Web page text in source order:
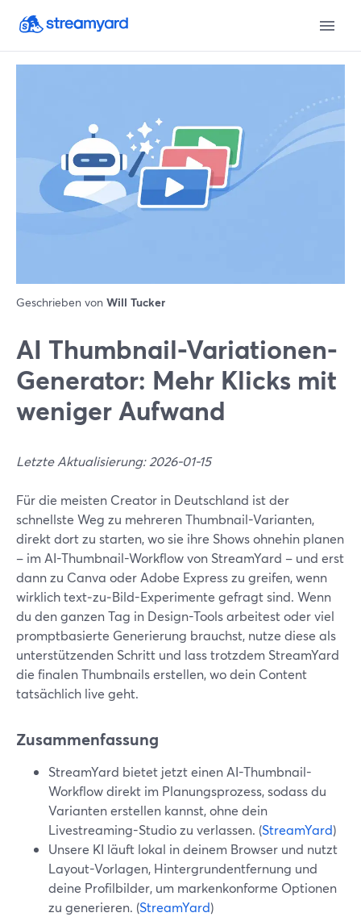
Geschrieben von Will Tucker
AI Thumbnail-Variationen-
Generator: Mehr Klicks mit
weniger Aufwand
Letzte Aktualisierung: 2026-01-15
Für die meisten Creator in Deutschland ist der
schnellste Weg zu mehreren Thumbnail-Varianten,
direkt dort zu starten, wo sie ihre Shows ohnehin planen
– im AI-Thumbnail-Workflow von StreamYard – und erst
dann zu Canva oder Adobe Express zu greifen, wenn
wirklich text‑zu‑Bild-Experimente gefragt sind. Wenn
du den ganzen Tag in Design-Tools arbeitest oder viel
promptbasierte Generierung brauchst, nutze diese als
unterstützenden Schritt und lass trotzdem StreamYard
die finalen Thumbnails erstellen, wo dein Content
tatsächlich live geht.
Zusammenfassung
StreamYard bietet jetzt einen AI-Thumbnail-
Workflow direkt im Planungsprozess, sodass du
Varianten erstellen kannst, ohne dein
Livestreaming-Studio zu verlassen. (StreamYard)
Unsere KI läuft lokal in deinem Browser und nutzt
Layout-Vorlagen, Hintergrundentfernung und
deine Profilbilder, um markenkonforme Optionen
zu generieren. (StreamYard)